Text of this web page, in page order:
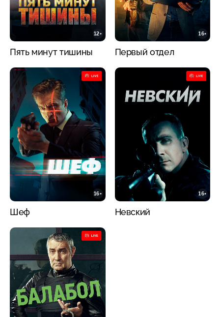
12+
Пять минут тишины
16+
Первый отдел
16+
Шеф
16+
Невский